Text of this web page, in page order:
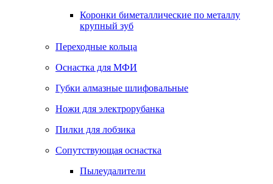
Коронки биметаллические по металлу
крупный зуб
Переходные кольца
Оснастка для МФИ
Губки алмазные шлифовальные
Ножи для электрорубанка
Пилки для лобзика
Сопутствующая оснастка
Пылеудалители